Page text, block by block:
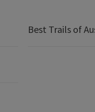
Best Trails of